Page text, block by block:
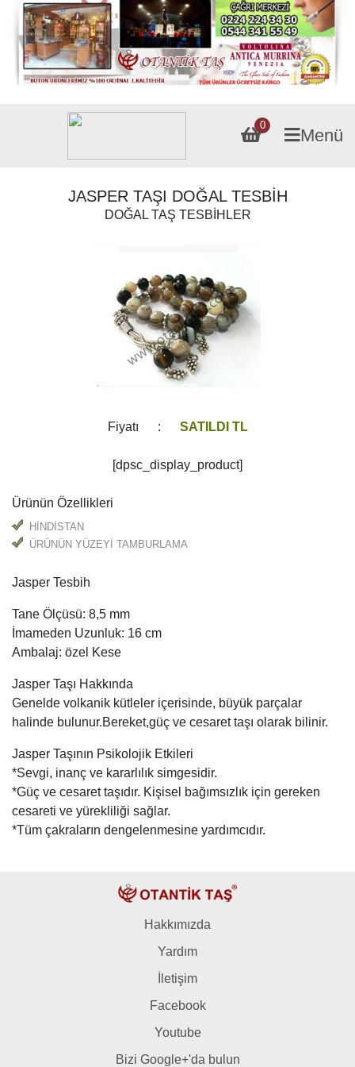
0
Menü
JASPER TAŞI DOĞAL TESBİH
DOĞAL TAŞ TESBİHLER
Fiyatı : SATILDI TL
[dpsc_display_product]
Ürünün Özellikleri
HİNDİSTAN
ÜRÜNÜN YÜZEYİ TAMBURLAMA
Jasper Tesbih
Tane Ölçüsü: 8,5 mm
İmameden Uzunluk: 16 cm
Ambalaj: özel Kese
Jasper Taşı Hakkında
Genelde volkanik kütleler içerisinde, büyük parçalar
halinde bulunur.Bereket,güç ve cesaret taşı olarak bilinir.
Jasper Taşının Psikolojik Etkileri
*Sevgi, inanç ve kararlılık simgesidir.
*Güç ve cesaret taşıdır. Kişisel bağımsızlık için gereken
cesareti ve yürekliliği sağlar.
*Tüm çakraların dengelenmesine yardımcıdır.
Hakkımızda
Yardım
İletişim
Facebook
Youtube
Bizi Google+'da bulun